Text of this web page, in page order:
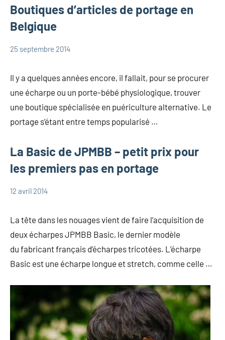
Boutiques d’articles de portage en
Belgique
Portage
25 septembre 2014
Marie
Il y a quelques années encore, il fallait, pour se procurer
une écharpe ou un porte-bébé physiologique, trouver
une boutique spécialisée en puériculture alternative. Le
portage s’étant entre temps popularisé …
La Basic de JPMBB – petit prix pour
les premiers pas en portage
12 avril 2014
La tête dans les nouages vient de faire l’acquisition de
deux écharpes JPMBB Basic, le dernier modèle
du fabricant français d’écharpes tricotées. L’écharpe
Basic est une écharpe longue et stretch, comme celle …